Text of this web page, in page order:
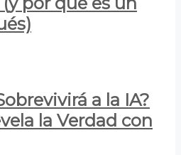
a la IA?
la Verdad con